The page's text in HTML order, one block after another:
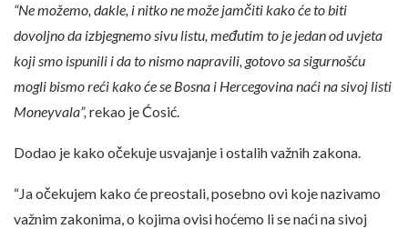
“Ne možemo, dakle, i nitko ne može jamčiti kako će to biti
dovoljno da izbjegnemo sivu listu, međutim to je jedan od uvjeta
koji smo ispunili i da to nismo napravili, gotovo sa sigurnošću
mogli bismo reći kako će se Bosna i Hercegovina naći na sivoj listi
Moneyvala”, rekao je Ćosić.
Dodao je kako očekuje usvajanje i ostalih važnih zakona.
“Ja očekujem kako će preostali, posebno ovi koje nazivamo
važnim zakonima, o kojima ovisi hoćemo li se naći na sivoj